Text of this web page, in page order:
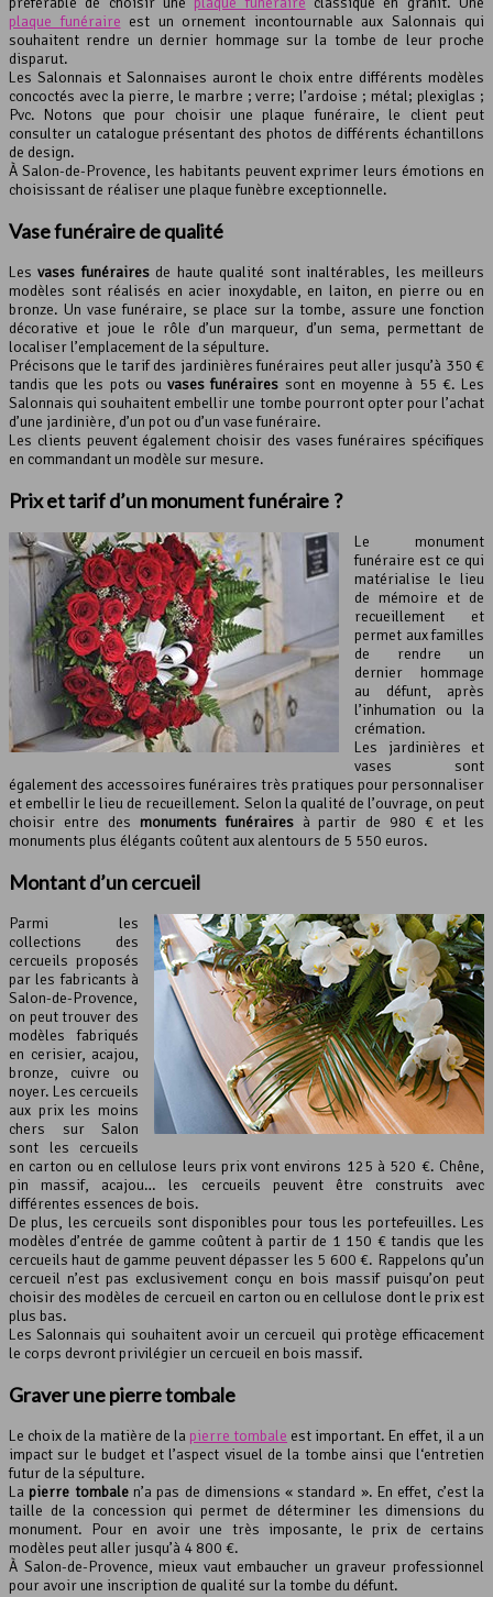
plaque funéraire est un ornement incontournable aux Salonnais qui
souhaitent rendre un dernier hommage sur la tombe de leur proche
disparut.
Les Salonnais et Salonnaises auront le choix entre différents modèles
concoctés avec la pierre, le marbre ; verre; l’ardoise ; métal; plexiglas ;
Pvc. Notons que pour choisir une plaque funéraire, le client peut
consulter un catalogue présentant des photos de différents échantillons
de design.
À Salon-de-Provence, les habitants peuvent exprimer leurs émotions en
choisissant de réaliser une plaque funèbre exceptionnelle.
Vase funéraire de qualité
Lesvases funérairesde haute qualité sont inaltérables, les meilleurs
modèles sont réalisés en acier inoxydable, en laiton, en pierre ou en
bronze. Un vase funéraire, se place sur la tombe, assure une fonction
décorative et joue le rôle d’un marqueur, d’un sema, permettant de
localiser l’emplacement de la sépulture.
Précisons que le tarif des jardinières funéraires peut aller jusqu’à 350 €
tandis que les pots ouvases funéraires sont en moyenne à 55 €. Les
Salonnais qui souhaitent embellir une tombe pourront opter pour l’achat
d’une jardinière, d’un pot ou d’un vase funéraire.
Les clients peuvent également choisir des vases funéraires spécifiques
en commandant un modèle sur mesure.
Prix et tarif d’un monument funéraire ?
Le monument
funéraire est ce qui
matérialise le lieu
de mémoire et de
recueillement et
permet aux familles
de rendre un
dernier hommage
au défunt, après
l’inhumation ou la
crémation.
Les jardinières et
vases sont
également des accessoires funéraires très pratiques pour personnaliser
et embellir le lieu de recueillement. Selon la qualité de l’ouvrage, on peut
choisir entre des monuments funérairesà partir de 980 € et les
monuments plus élégants coûtent aux alentours de 5 550 euros.
Montant d’un cercueil
Parmi les
collections des
cercueils proposés
par les fabricants à
Salon-de-Provence,
on peut trouver des
modèles fabriqués
en cerisier, acajou,
bronze, cuivre ou
noyer. Les cercueils
aux prix les moins
chers sur Salon
sont les cercueils
en carton ou en cellulose leurs prix vont environs 125 à 520 €. Chêne,
pin massif, acajou… les cercueils peuvent être construits avec
différentes essences de bois.
De plus, les cercueils sont disponibles pour tous les portefeuilles. Les
modèles d’entrée de gamme coûtent à partir de 1 150 € tandis que les
cercueils haut de gamme peuvent dépasser les 5 600 €. Rappelons qu’un
cercueil n’est pas exclusivement conçu en bois massif puisqu’on peut
choisir des modèles de cercueil en carton ou en cellulose dont le prix est
plus bas.
Les Salonnais qui souhaitent avoir un cercueil qui protège efficacement
le corps devront privilégier un cercueil en bois massif.
Graver unepierre tombale
Le choix de la matière de la pierre tombale est important. En effet, il a un
impact sur le budget et l’aspect visuel de la tombe ainsi que l‘entretien
futur de la sépulture.
La pierre tombalen’a pas de dimensions « standard ». En effet, c’est la
taille de la concession qui permet de déterminer les dimensions du
monument. Pour en avoir une très imposante, le prix de certains
modèles peut aller jusqu’à 4 800 €.
À Salon-de-Provence, mieux vaut embaucher un graveur professionnel
pour avoir une inscription de qualité sur la tombe du défunt.